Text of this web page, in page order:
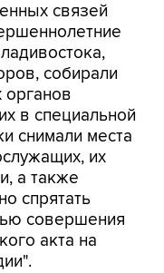
связей
собирали
в специальной
снимали места
их
а также
спрятать
совершения
акта на